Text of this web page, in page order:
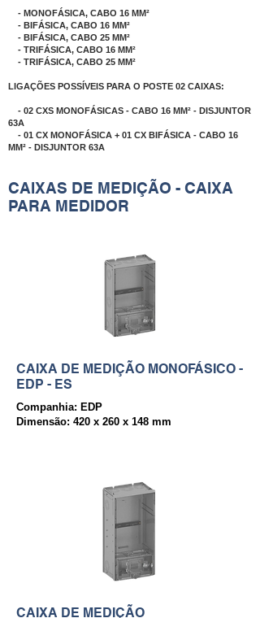
- MONOFÁSICA, CABO 16 MM²
- BIFÁSICA, CABO 16 MM²
- BIFÁSICA, CABO 25 MM²
- TRIFÁSICA, CABO 16 MM²
- TRIFÁSICA, CABO 25 MM²
LIGAÇÕES POSSÍVEIS PARA O POSTE 02 CAIXAS:
- 02 CXS MONOFÁSICAS - CABO 16 MM² - DISJUNTOR
63A
- 01 CX MONOFÁSICA + 01 CX BIFÁSICA - CABO 16
MM² - DISJUNTOR 63A
CAIXAS DE MEDIÇÃO - CAIXA
PARA MEDIDOR
CAIXA DE MEDIÇÃO MONOFÁSICO -
EDP - ES
Companhia: EDP
Dimensão: 420 x 260 x 148 mm
CAIXA DE MEDIÇÃO